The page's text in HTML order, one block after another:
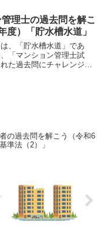
し、賃貸の2年後にＡがＢ
理士の過去問を解こ
度）「貯水槽水道」
、「貯水槽水道」であ
「マンション管理士試
た過去問にチャレンジし
の過去問を解こう（令和6
準法（2）」